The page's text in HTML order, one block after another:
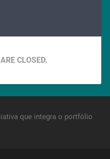
CLOSED.
que integra o portfólio